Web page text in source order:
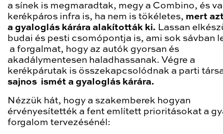
a sínek is megmaradtak, megy a Combino, és
kerékpáros infra is, ha nem is tökéletes, mert
a gyaloglás kárára alakították ki. Lassan
budai és pesti csomópontja is, ami sok sávban
a forgalmat, hogy az autók gyorsan és
akadálymentesen haladhassanak. Végre a
kerékpárutak is összekapcsolódnak a parti
sajnos ismét a gyaloglás kárára.
Nézzük hát, hogy a szakemberek hogyan
érvényesítették a fent említett prioritásokat a
forgalom tervezésénél: